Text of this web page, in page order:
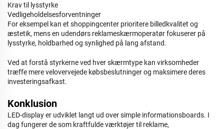
Krav til lysstyrke
Vedligeholdelsesforventninger
For eksempel kan et shoppingcenter prioritere billedkvalitet og
æstetik, mens en udendørs reklameskærmoperatør fokuserer på
lysstyrke, holdbarhed og synlighed på lang afstand.
Ved at forstå styrkerne ved hver skærmtype kan virksomheder
træffe mere velovervejede købsbeslutninger og maksimere deres
investeringsafkast.
Konklusion
LED-display er udviklet langt ud over simple informationsboards. I
dag fungerer de som kraftfulde værktøjer til reklame,